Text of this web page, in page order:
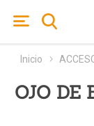
Inicio
OJO DE